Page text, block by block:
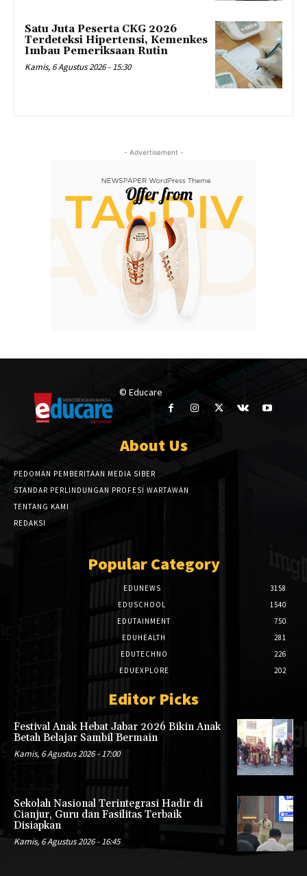
Satu Juta Peserta CKG 2026
Terdeteksi Hipertensi, Kemenkes
Imbau Pemeriksaan Rutin
Kamis, 6 Agustus 2026 - 15:30
- Advertisement -
© Educare
About Us
PEDOMAN PEMBERITAAN MEDIA SIBER
STANDAR PERLINDUNGAN PROFESI WARTAWAN
TENTANG KAMI
REDAKSI
Popular Category
EDUNEWS
3158
EDUSCHOOL
1540
EDUTAINMENT
750
EDUHEALTH
281
EDUTECHNO
226
EDUEXPLORE
202
Editor Picks
Festival Anak Hebat Jabar 2026 Bikin Anak
Betah Belajar Sambil Bermain
Kamis, 6 Agustus 2026 - 17:00
Sekolah Nasional Terintegrasi Hadir di
Cianjur, Guru dan Fasilitas Terbaik
Disiapkan
Kamis, 6 Agustus 2026 - 16:45